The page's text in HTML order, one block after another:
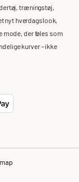
træningstøj,
nyt hverdagslook,
mode, der føles som
kurver – ikke